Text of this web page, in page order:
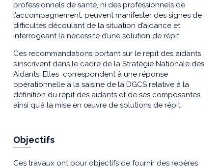
professionnels de santé, ni des professionnels de
l’accompagnement, peuvent manifester des signes de
difficultés découlant de la situation d’aidance et
interrogeant la nécessité d’une solution de répit.
Ces recommandations portant sur le répit des aidants
s’inscrivent dans le cadre de la Stratégie Nationale des
Aidants. Elles correspondent à une réponse
opérationnelle à la saisine de la DGCS relative à la
définition du répit des aidants et de ses composantes
ainsi qu’à la mise en œuvre de solutions de répit.
Objectifs
Ces travaux ont pour objectifs de fournir des repères